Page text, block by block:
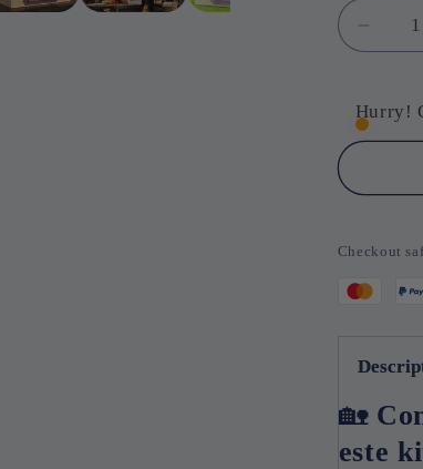
Mini
Casa
Kit
de
Hurry!
Checkout
🏡
este